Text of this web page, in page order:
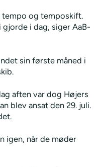
tempo og temposkift.
i dag, siger AaB-
sin første måned i
aften var dog Højers
blev ansat den 29. juli.
igen, når de møder